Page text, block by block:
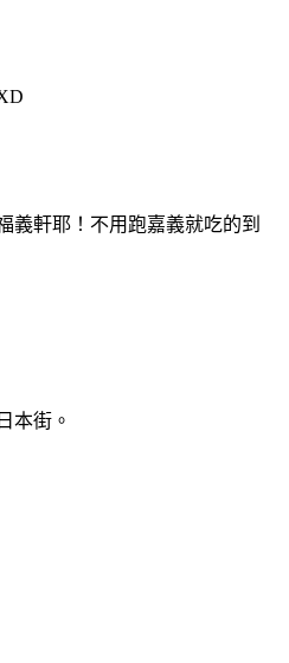
義軒耶！不用跑嘉義就吃的到
本街。